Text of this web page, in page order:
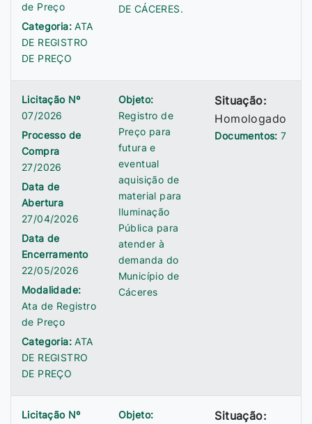
de Preço
Categoria:ATA
DE REGISTRO
DE PREÇO
DE CÁCERES.
Licitação Nº
07/2026
Processo de
Compra
27/2026
Data de
Abertura
27/04/2026
Data de
Encerramento
22/05/2026
Modalidade:
Ata de Registro
de Preço
Categoria:ATA
DE REGISTRO
DE PREÇO
Objeto:
Registro de
Preço para
futura e
eventual
aquisição de
material para
Iluminação
Pública para
atender à
demanda do
Município de
Cáceres
Situação:
Homologado
Documentos:7
Licitação Nº
Objeto:
Situação: